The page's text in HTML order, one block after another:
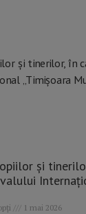
și
1 mai 2026